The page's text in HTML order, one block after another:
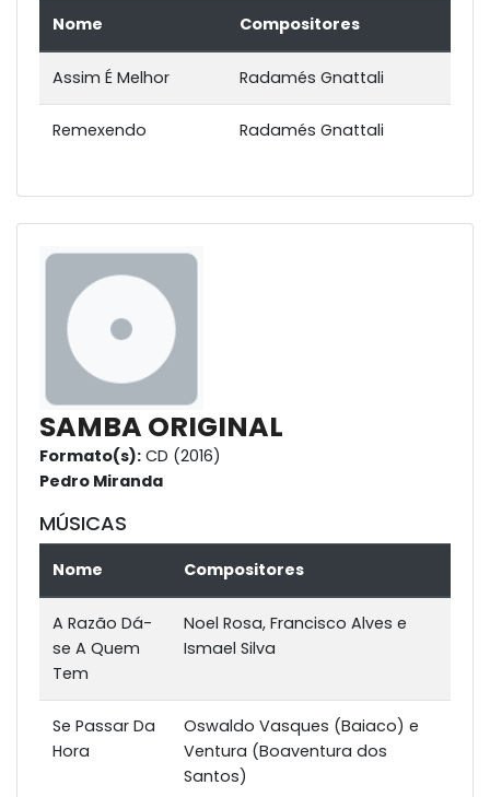
Nome Compositores
Assim É Melhor Radamés Gnattali
Remexendo Radamés Gnattali
SAMBA ORIGINAL
Formato(s): CD (2016)
Pedro Miranda
MÚSICAS
Nome Compositores
A Razão Dá-
se A Quem
Tem
Noel Rosa, Francisco Alves e
Ismael Silva
Se Passar Da
Hora
Oswaldo Vasques (Baiaco) e
Ventura (Boaventura dos
Santos)